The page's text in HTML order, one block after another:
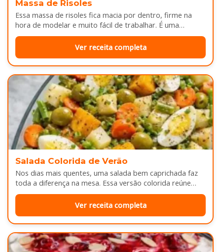
Massa de Risoles
Essa massa de risoles fica macia por dentro, firme na
hora de modelar e muito fácil de trabalhar. É uma…
Ver receita completa
Salada Colorida de Verão
Nos dias mais quentes, uma salada bem caprichada faz
toda a diferença na mesa. Essa versão colorida reúne
legumes cozidos…
Ver receita completa